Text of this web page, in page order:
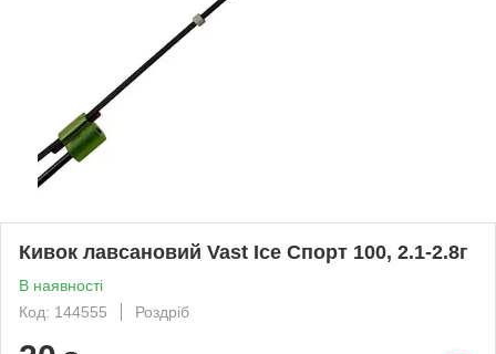
Кивок лавсановий Vast Ice Спорт 100, 2.1-2.8г
В наявності
Код: 144555
Роздріб